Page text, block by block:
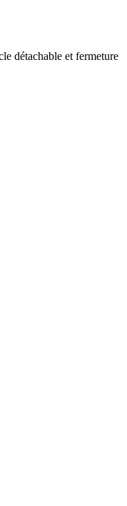
détachable et fermeture